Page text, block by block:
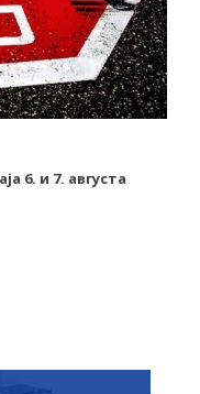
6. и 7. августа